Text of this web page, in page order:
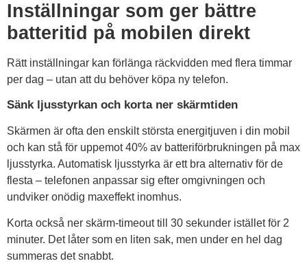
Inställningar som ger bättre
batteritid på mobilen direkt
Rätt inställningar kan förlänga räckvidden med flera timmar
per dag – utan att du behöver köpa ny telefon.
Sänk ljusstyrkan och korta ner skärmtiden
Skärmen är ofta den enskilt största energitjuven i din mobil
och kan stå för uppemot 40% av batteriförbrukningen på max
ljusstyrka. Automatisk ljusstyrka är ett bra alternativ för de
flesta – telefonen anpassar sig efter omgivningen och
undviker onödig maxeffekt inomhus.
Korta också ner skärm-timeout till 30 sekunder istället för 2
minuter. Det låter som en liten sak, men under en hel dag
summeras det snabbt.